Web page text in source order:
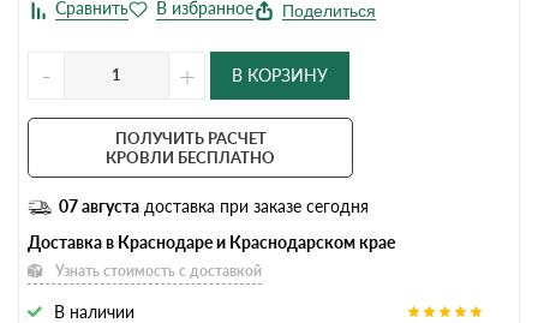
Поделиться
- + В КОРЗИНУ
ПОЛУЧИТЬ РАСЧЕТ
КРОВЛИ БЕСПЛАТНО
07 августа доставка при заказе сегодня
Доставка в Краснодаре и Краснодарском крае
Узнать стоимость с доставкой
В наличии